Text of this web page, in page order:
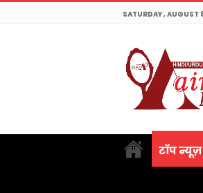
SATURDAY , AUGUST
टॉप न्यूज़